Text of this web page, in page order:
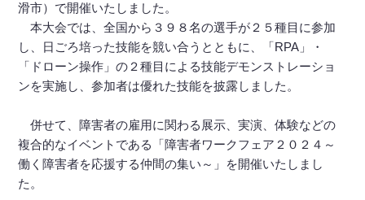
滑市）で開催いたしました。
本大会では、全国から３９８名の選手が２５種目に参加
し、日ごろ培った技能を競い合うとともに、「RPA」・
「ドローン操作」の２種目による技能デモンストレーショ
ンを実施し、参加者は優れた技能を披露しました。
併せて、障害者の雇用に関わる展示、実演、体験などの
複合的なイベントである「障害者ワークフェア２０２４～
働く障害者を応援する仲間の集い～」を開催いたしまし
た。